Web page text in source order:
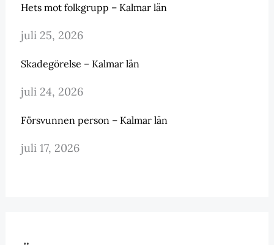
Hets mot folkgrupp – Kalmar län
juli 25, 2026
Skadegörelse – Kalmar län
juli 24, 2026
Försvunnen person – Kalmar län
juli 17, 2026